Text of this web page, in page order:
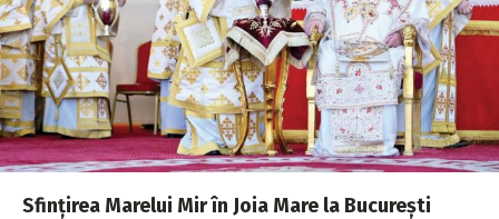
Sfințirea Marelui Mir în Joia Mare la București